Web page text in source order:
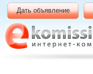
Дать объявление